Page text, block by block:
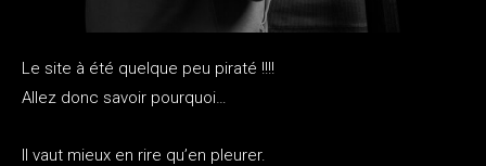
Le site à été quelque peu piraté !!!!
Allez donc savoir pourquoi…
Il vaut mieux en rire qu’en pleurer.